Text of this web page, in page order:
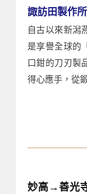
諏訪田製作所
自古以來新潟
是享譽全球的
口鉗的刀刃製
得心應手，從
妙高→善光